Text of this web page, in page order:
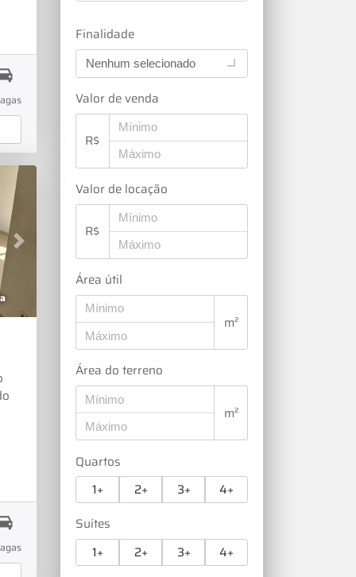
Finalidade
Nenhum selecionado
Valor de venda
R$
Valor de locação
R$
Área útil
m²
Área do terreno
m²
Quartos
1+
2+ 3+
4+
Suítes
1+
2+ 3+
4+
Next
LavanderiaQuarto